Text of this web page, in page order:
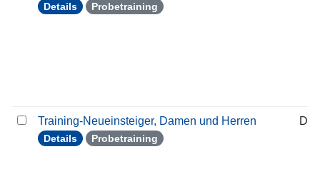
Details Probetraining
Training-Neueinsteiger, Damen und Herren
Details Probetraining